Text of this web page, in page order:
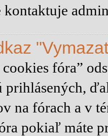
fóra”
na fórach a v
pokiaľ máte